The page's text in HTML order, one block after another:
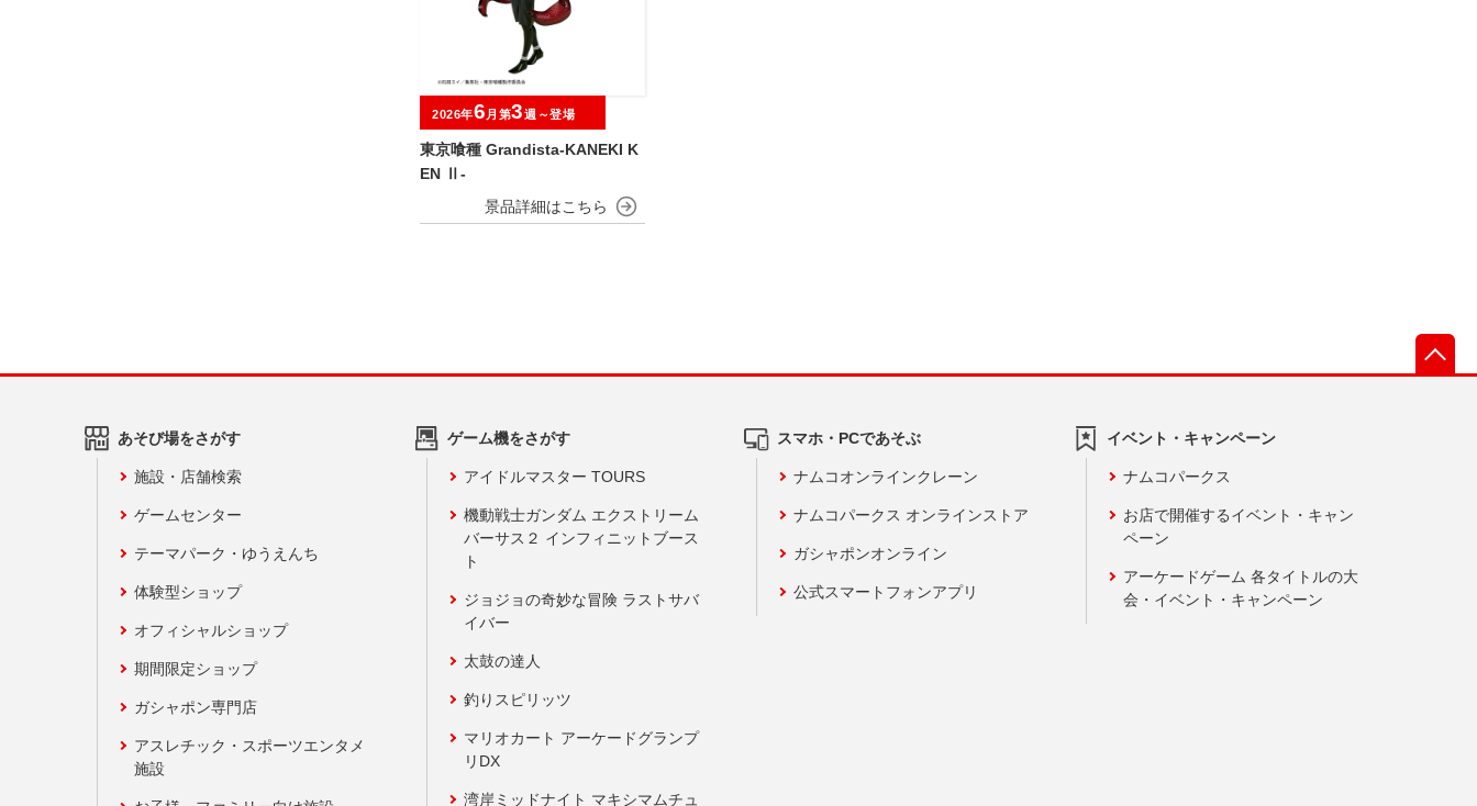
東京喰種 Grandista-KANEKI K
EN Ⅱ-
2026年6 月第3週～登場
あそび場をさがす
施設・店舗検索
ゲームセンター
テーマパーク・ゆうえんち
体験型ショップ
オフィシャルショップ
期間限定ショップ
ガシャポン専門店
アスレチック・スポーツエンタメ
施設
ゲーム機をさがす
アイドルマスター TOURS
機動戦士ガンダム エクストリーム
バーサス２ インフィニットブース
ト
ジョジョの奇妙な冒険 ラストサバ
イバー
太鼓の達人
釣りスピリッツ
マリオカート アーケードグランプ
リDX
湾岸ミッドナイト マキシマムチュ
スマホ・PCであそぶ
ナムコオンラインクレーン
ナムコパークス オンラインストア
ガシャポンオンライン
公式スマートフォンアプリ
イベント・キャンペーン
ナムコパークス
お店で開催するイベント・キャン
ペーン
アーケードゲーム 各タイトルの大
会・イベント・キャンペーン